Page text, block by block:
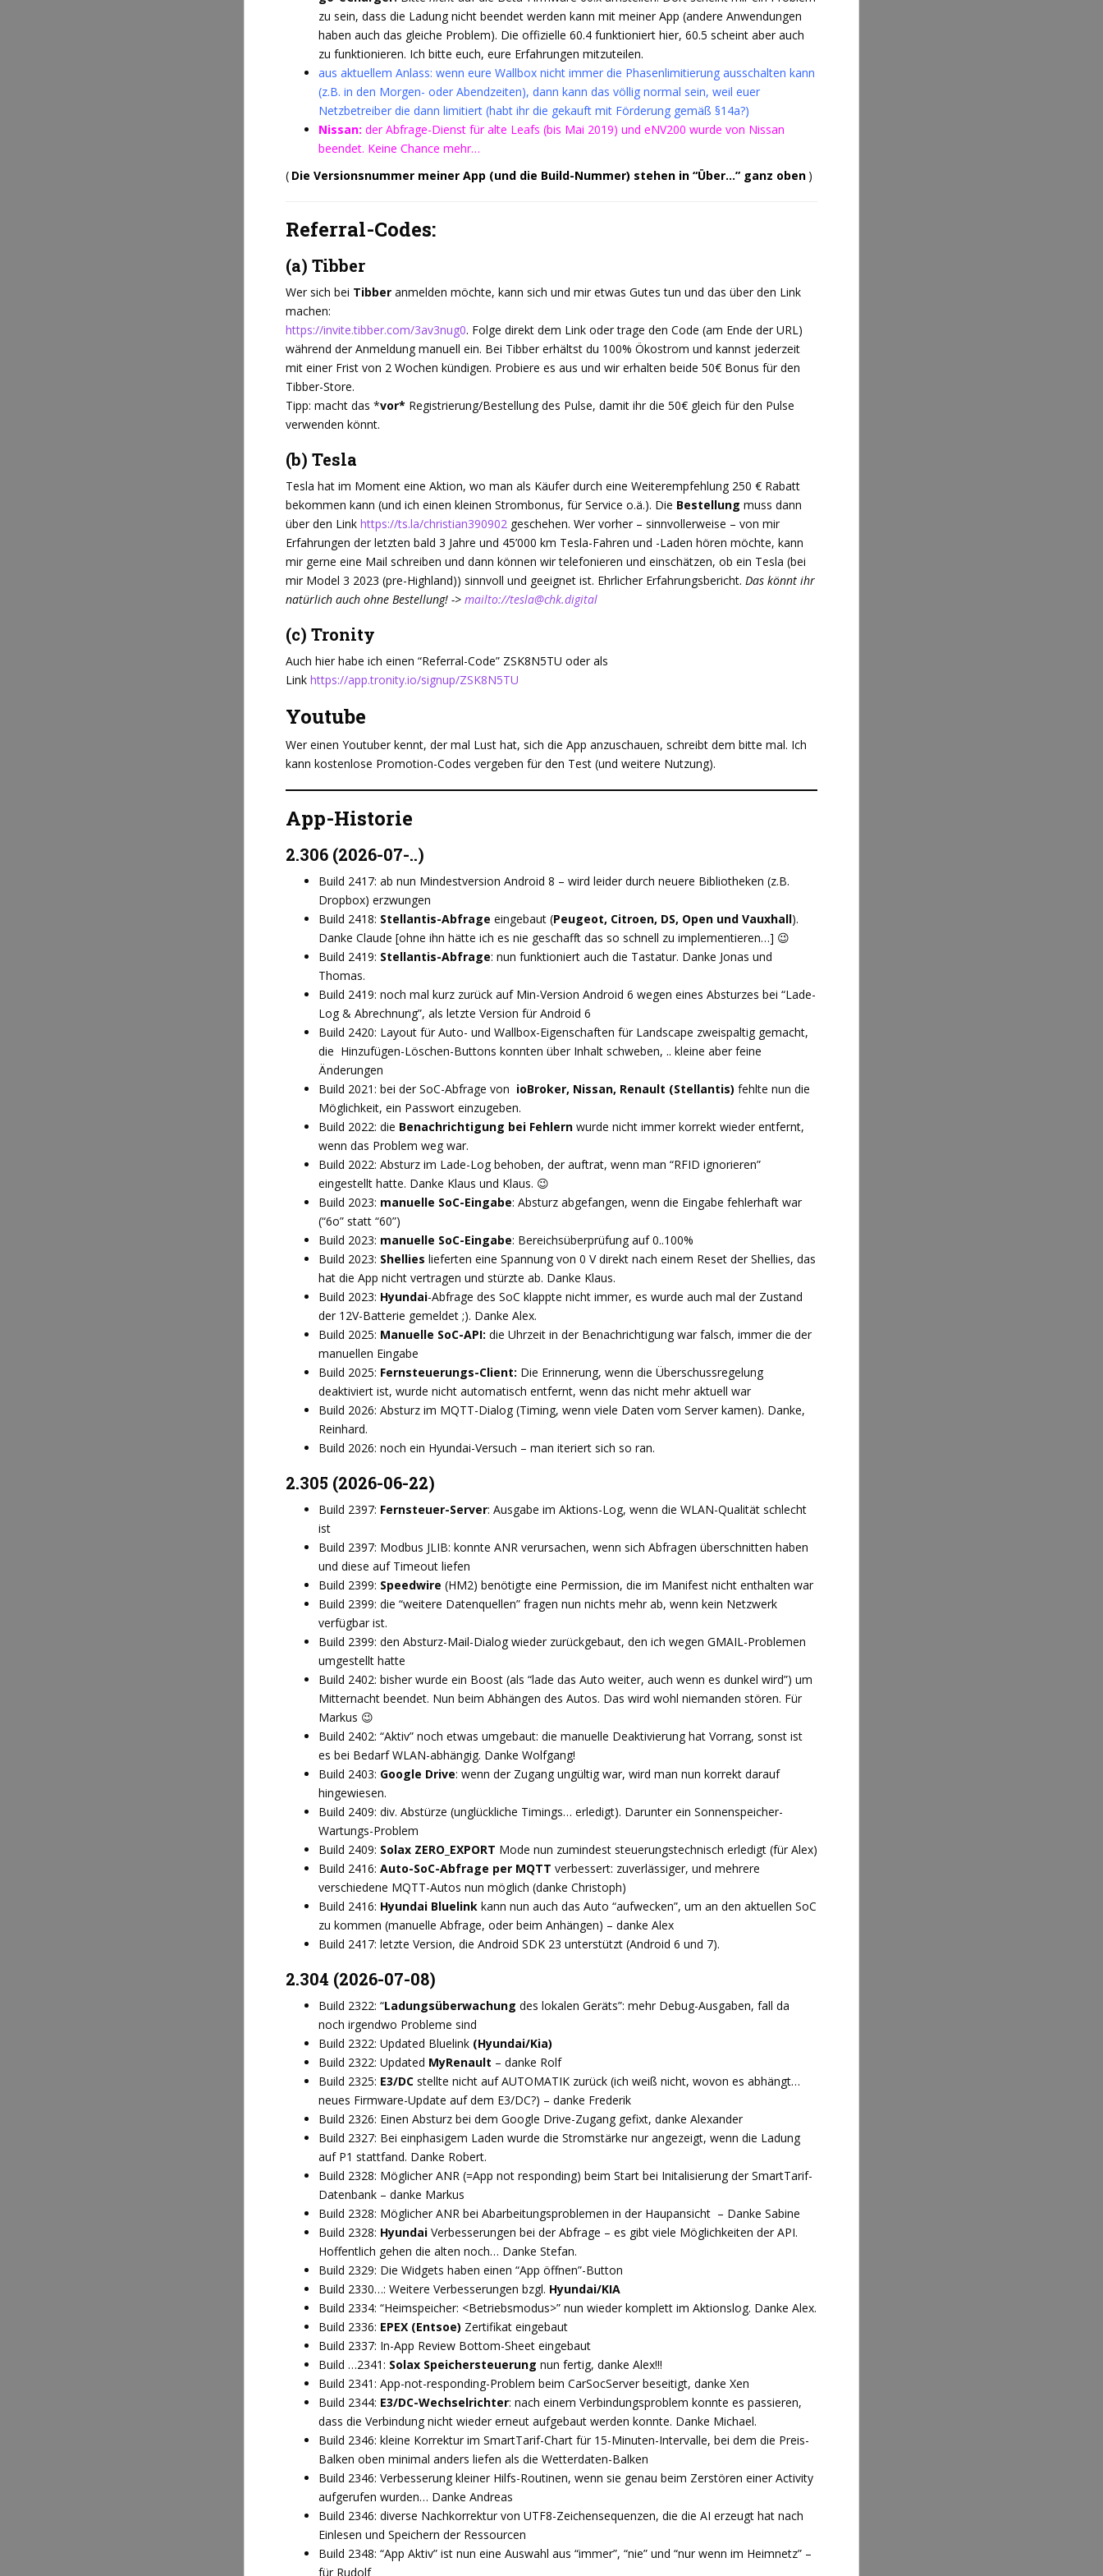
zu sein, dass die Ladung nicht beendet werden kann mit meiner App (andere Anwendungen
haben auch das gleiche Problem). Die offizielle 60.4 funktioniert hier, 60.5 scheint aber auch
zu funktionieren. Ich bitte euch, eure Erfahrungen mitzuteilen.
aus aktuellem Anlass: wenn eure Wallbox nicht immer die Phasenlimitierung ausschalten kann
(z.B. in den Morgen- oder Abendzeiten), dann kann das völlig normal sein, weil euer
Netzbetreiber die dann limitiert (habt ihr die gekauft mit Förderung gemäß §14a?)
Nissan: der Abfrage-Dienst für alte Leafs (bis Mai 2019) und eNV200 wurde von Nissan
beendet. Keine Chance mehr…
( Die Versionsnummer meiner App (und die Build-Nummer) stehen in “Über…” ganz oben )
Referral-Codes:
(a) Tibber
Wer sich bei Tibber anmelden möchte, kann sich und mir etwas Gutes tun und das über den Link
machen:
https://invite.tibber.com/3av3nug0. Folge direkt dem Link oder trage den Code (am Ende der URL)
während der Anmeldung manuell ein. Bei Tibber erhältst du 100% Ökostrom und kannst jederzeit
mit einer Frist von 2 Wochen kündigen. Probiere es aus und wir erhalten beide 50€ Bonus für den
Tibber-Store.
Tipp: macht das *vor* Registrierung/Bestellung des Pulse, damit ihr die 50€ gleich für den Pulse
verwenden könnt.
(b) Tesla
Tesla hat im Moment eine Aktion, wo man als Käufer durch eine Weiterempfehlung 250 € Rabatt
bekommen kann (und ich einen kleinen Strombonus, für Service o.ä.). Die Bestellung muss dann
über den Link https://ts.la/christian390902 geschehen. Wer vorher – sinnvollerweise – von mir
Erfahrungen der letzten bald 3 Jahre und 45’000 km Tesla-Fahren und -Laden hören möchte, kann
mir gerne eine Mail schreiben und dann können wir telefonieren und einschätzen, ob ein Tesla (bei
mir Model 3 2023 (pre-Highland)) sinnvoll und geeignet ist. Ehrlicher Erfahrungsbericht. Das könnt ihr
natürlich auch ohne Bestellung! -> mailto://tesla@chk.digital
(c) Tronity
Auch hier habe ich einen “Referral-Code” ZSK8N5TU oder als
Link https://app.tronity.io/signup/ZSK8N5TU
Youtube
Wer einen Youtuber kennt, der mal Lust hat, sich die App anzuschauen, schreibt dem bitte mal. Ich
kann kostenlose Promotion-Codes vergeben für den Test (und weitere Nutzung).
App-Historie
2.306 (2026-07-..)
Build 2417: ab nun Mindestversion Android 8 – wird leider durch neuere Bibliotheken (z.B.
Dropbox) erzwungen
Build 2418: Stellantis-Abfrage eingebaut (Peugeot, Citroen, DS, Open und Vauxhall).
Danke Claude [ohne ihn hätte ich es nie geschafft das so schnell zu implementieren…] 😉
Build 2419: Stellantis-Abfrage: nun funktioniert auch die Tastatur. Danke Jonas und
Thomas.
Build 2419: noch mal kurz zurück auf Min-Version Android 6 wegen eines Absturzes bei “Lade-
Log & Abrechnung”, als letzte Version für Android 6
Build 2420: Layout für Auto- und Wallbox-Eigenschaften für Landscape zweispaltig gemacht,
die Hinzufügen-Löschen-Buttons konnten über Inhalt schweben, .. kleine aber feine
Änderungen
Build 2021: bei der SoC-Abfrage von ioBroker, Nissan, Renault (Stellantis) fehlte nun die
Möglichkeit, ein Passwort einzugeben.
Build 2022: die Benachrichtigung bei Fehlern wurde nicht immer korrekt wieder entfernt,
wenn das Problem weg war.
Build 2022: Absturz im Lade-Log behoben, der auftrat, wenn man “RFID ignorieren”
eingestellt hatte. Danke Klaus und Klaus. 😉
Build 2023: manuelle SoC-Eingabe: Absturz abgefangen, wenn die Eingabe fehlerhaft war
(“6o” statt “60”)
Build 2023: manuelle SoC-Eingabe: Bereichsüberprüfung auf 0..100%
Build 2023: Shellies lieferten eine Spannung von 0 V direkt nach einem Reset der Shellies, das
hat die App nicht vertragen und stürzte ab. Danke Klaus.
Build 2023: Hyundai-Abfrage des SoC klappte nicht immer, es wurde auch mal der Zustand
der 12V-Batterie gemeldet ;). Danke Alex.
Build 2025: Manuelle SoC-API: die Uhrzeit in der Benachrichtigung war falsch, immer die der
manuellen Eingabe
Build 2025: Fernsteuerungs-Client: Die Erinnerung, wenn die Überschussregelung
deaktiviert ist, wurde nicht automatisch entfernt, wenn das nicht mehr aktuell war
Build 2026: Absturz im MQTT-Dialog (Timing, wenn viele Daten vom Server kamen). Danke,
Reinhard.
Build 2026: noch ein Hyundai-Versuch – man iteriert sich so ran.
2.305 (2026-06-22)
Build 2397: Fernsteuer-Server: Ausgabe im Aktions-Log, wenn die WLAN-Qualität schlecht
ist
Build 2397: Modbus JLIB: konnte ANR verursachen, wenn sich Abfragen überschnitten haben
und diese auf Timeout liefen
Build 2399: Speedwire (HM2) benötigte eine Permission, die im Manifest nicht enthalten war
Build 2399: die “weitere Datenquellen” fragen nun nichts mehr ab, wenn kein Netzwerk
verfügbar ist.
Build 2399: den Absturz-Mail-Dialog wieder zurückgebaut, den ich wegen GMAIL-Problemen
umgestellt hatte
Build 2402: bisher wurde ein Boost (als “lade das Auto weiter, auch wenn es dunkel wird”) um
Mitternacht beendet. Nun beim Abhängen des Autos. Das wird wohl niemanden stören. Für
Markus 😉
Build 2402: “Aktiv” noch etwas umgebaut: die manuelle Deaktivierung hat Vorrang, sonst ist
es bei Bedarf WLAN-abhängig. Danke Wolfgang!
Build 2403: Google Drive: wenn der Zugang ungültig war, wird man nun korrekt darauf
hingewiesen.
Build 2409: div. Abstürze (unglückliche Timings… erledigt). Darunter ein Sonnenspeicher-
Wartungs-Problem
Build 2409: Solax ZERO_EXPORT Mode nun zumindest steuerungstechnisch erledigt (für Alex)
Build 2416: Auto-SoC-Abfrage per MQTT verbessert: zuverlässiger, und mehrere
verschiedene MQTT-Autos nun möglich (danke Christoph)
Build 2416: Hyundai Bluelink kann nun auch das Auto “aufwecken”, um an den aktuellen SoC
zu kommen (manuelle Abfrage, oder beim Anhängen) – danke Alex
Build 2417: letzte Version, die Android SDK 23 unterstützt (Android 6 und 7).
2.304 (2026-07-08)
Build 2322: “Ladungsüberwachung des lokalen Geräts”: mehr Debug-Ausgaben, fall da
noch irgendwo Probleme sind
Build 2322: Updated Bluelink (Hyundai/Kia)
Build 2322: Updated MyRenault – danke Rolf
Build 2325: E3/DC stellte nicht auf AUTOMATIK zurück (ich weiß nicht, wovon es abhängt…
neues Firmware-Update auf dem E3/DC?) – danke Frederik
Build 2326: Einen Absturz bei dem Google Drive-Zugang gefixt, danke Alexander
Build 2327: Bei einphasigem Laden wurde die Stromstärke nur angezeigt, wenn die Ladung
auf P1 stattfand. Danke Robert.
Build 2328: Möglicher ANR (=App not responding) beim Start bei Initalisierung der SmartTarif-
Datenbank – danke Markus
Build 2328: Möglicher ANR bei Abarbeitungsproblemen in der Haupansicht – Danke Sabine
Build 2328: Hyundai Verbesserungen bei der Abfrage – es gibt viele Möglichkeiten der API.
Hoffentlich gehen die alten noch… Danke Stefan.
Build 2329: Die Widgets haben einen “App öffnen”-Button
Build 2330…: Weitere Verbesserungen bzgl. Hyundai/KIA
Build 2334: “Heimspeicher: <Betriebsmodus>” nun wieder komplett im Aktionslog. Danke Alex.
Build 2336: EPEX (Entsoe) Zertifikat eingebaut
Build 2337: In-App Review Bottom-Sheet eingebaut
Build …2341: Solax Speichersteuerung nun fertig, danke Alex!!!
Build 2341: App-not-responding-Problem beim CarSocServer beseitigt, danke Xen
Build 2344: E3/DC-Wechselrichter: nach einem Verbindungsproblem konnte es passieren,
dass die Verbindung nicht wieder erneut aufgebaut werden konnte. Danke Michael.
Build 2346: kleine Korrektur im SmartTarif-Chart für 15-Minuten-Intervalle, bei dem die Preis-
Balken oben minimal anders liefen als die Wetterdaten-Balken
Build 2346: Verbesserung kleiner Hilfs-Routinen, wenn sie genau beim Zerstören einer Activity
aufgerufen wurden… Danke Andreas
Build 2346: diverse Nachkorrektur von UTF8-Zeichensequenzen, die die AI erzeugt hat nach
Einlesen und Speichern der Ressourcen
Build 2348: “App Aktiv” ist nun eine Auswahl aus “immer”, “nie” und “nur wenn im Heimnetz” –
für Rudolf